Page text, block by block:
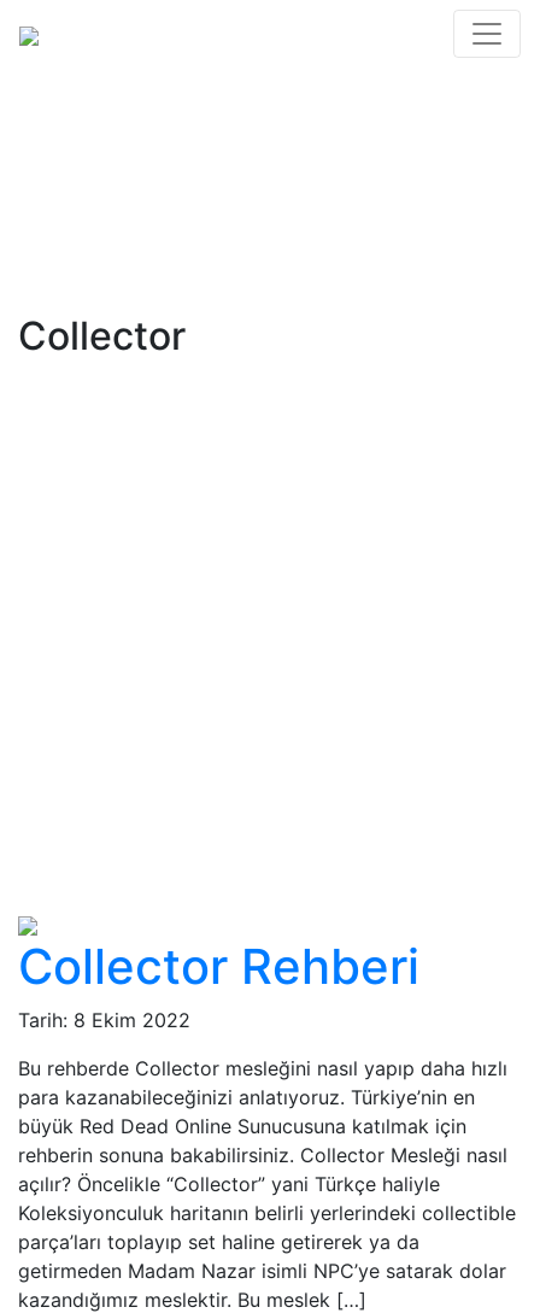
Collector
Collector Rehberi
Tarih: 8 Ekim 2022
Bu rehberde Collector mesleğini nasıl yapıp daha hızlı
para kazanabileceğinizi anlatıyoruz. Türkiye’nin en
büyük Red Dead Online Sunucusuna katılmak için
rehberin sonuna bakabilirsiniz. Collector Mesleği nasıl
açılır? Öncelikle “Collector” yani Türkçe haliyle
Koleksiyonculuk haritanın belirli yerlerindeki collectible
parça’ları toplayıp set haline getirerek ya da
getirmeden Madam Nazar isimli NPC’ye satarak dolar
kazandığımız meslektir. Bu meslek […]